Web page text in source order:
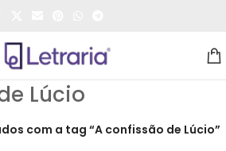
Lúcio
com a tag “A confissão de Lúcio”